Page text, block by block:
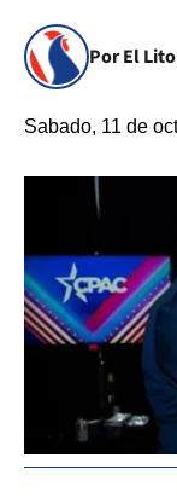
Por El
Sabado, 11 de